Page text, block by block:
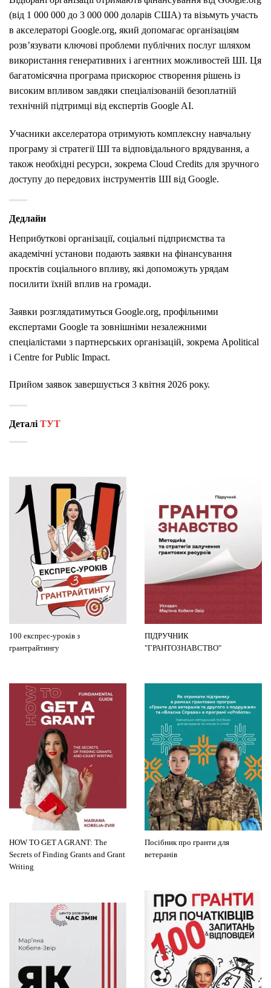
(від 1 000 000 до 3 000 000 доларів США) та візьмуть участь
в акселераторі Google.org, який допомагає організаціям
розв’язувати ключові проблеми публічних послуг шляхом
використання генеративних і агентних можливостей ШІ. Ця
багатомісячна програма прискорює створення рішень із
високим впливом завдяки спеціалізованій безоплатній
технічній підтримці від експертів Google AI.
Учасники акселератора отримують комплексну навчальну
програму зі стратегії ШІ та відповідального врядування, а
також необхідні ресурси, зокрема Cloud Credits для зручного
доступу до передових інструментів ШІ від Google.
Дедлайн
Неприбуткові організації, соціальні підприємства та
академічні установи подають заявки на фінансування
проєктів соціального впливу, які допоможуть урядам
посилити їхній вплив на громади.
Заявки розглядатимуться Google.org, профільними
експертами Google та зовнішніми незалежними
спеціалістами з партнерських організацій, зокрема Apolitical
і Centre for Public Impact.
Прийом заявок завершується 3 квітня 2026 року.
Деталі ТУТ
100 експрес-уроків з
грантрайтингу
ПІДРУЧНИК
"ГРАНТОЗНАВСТВО"
HOW TO GET A GRANT: The
Secrets of Finding Grants and Grant
Writing
Посібник про гранти для
ветеранів